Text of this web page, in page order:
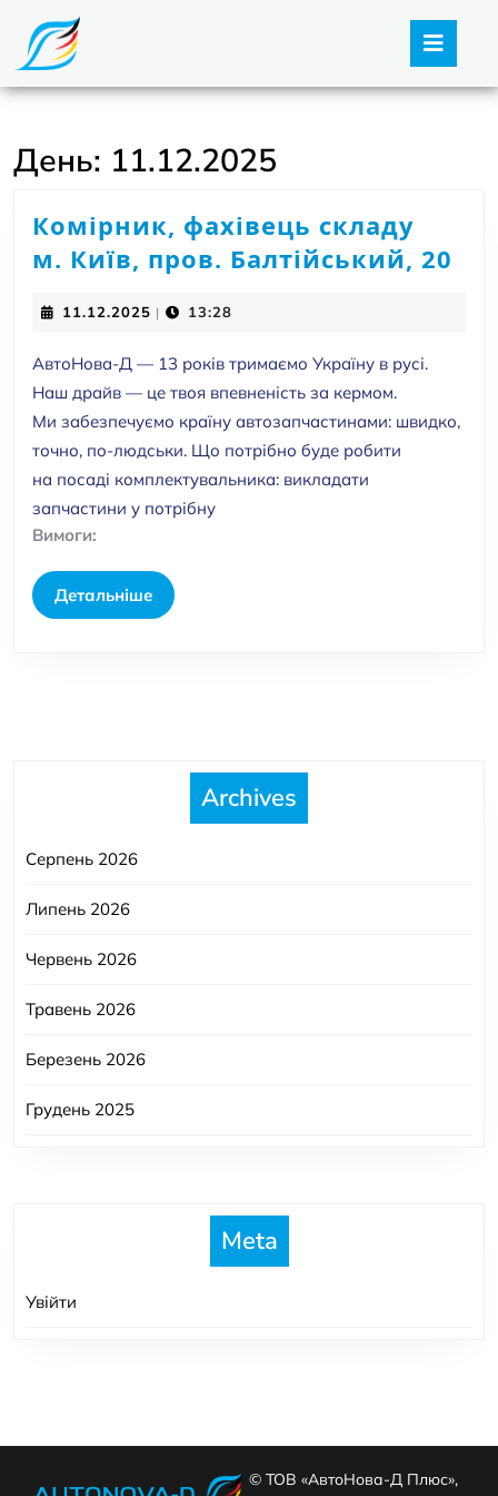
День: 11.12.2025
Комірник, фахівець складу
м. Київ, пров. Балтійський, 20
11.12.2025 11.12.2025
| 13:28
АвтоНова-Д — 13 років тримаємо Україну в русі.
Наш драйв — це твоя впевненість за кермом.
Ми забезпечуємо країну автозапчастинами: швидко,
точно, по-людськи. Що потрібно буде робити
на посаді комплектувальника: викладати
запчастини у потрібну
Вимоги:
ДетальнішеДетальніше
Archives
Серпень 2026
Липень 2026
Червень 2026
Травень 2026
Березень 2026
Грудень 2025
Meta
Увійти
© ТОВ «АвтоНова-Д Плюс»,